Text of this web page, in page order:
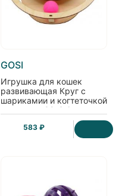
GOSI
Игрушка для кошек
развивающая Круг с
шарикамии и когтеточкой
ковролин, 32*3,6 см
583 ₽